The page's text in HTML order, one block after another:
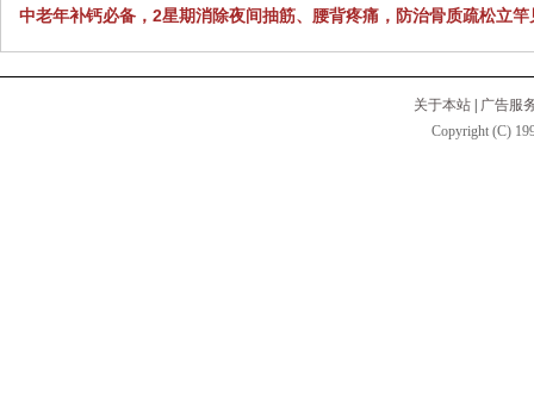
中老年补钙必备，2星期消除夜间抽筋、腰背疼痛，防治骨质疏松立竿
关于本站
广告服
Copyright (C)